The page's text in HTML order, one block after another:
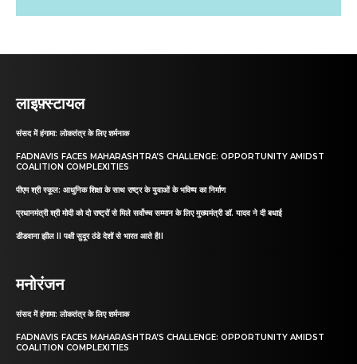
लाइफ़्स्टायल
संसद में हंगामा: लोकतंत्र के लिए शर्मनाक
FADNAVIS FACES MAHARASHTRA’S CHALLENGE: OPPORTUNITY AMIDST
COALITION COMPLEXITIES
पीएम श्री स्कूल: आधुनिक शिक्षा के साथ राष्ट्र के युवाओं के भविष्य का निर्माण
प्रधानमंत्री श्री मोदी को दो राष्ट्रों से मिले सर्वोच्च सम्मान के लिए मुख्यमंत्री डॉ. यादव ने दी बधाई
डीडवाना झील II पक्षी सुदूर ठंडे देशों से भारत आते हैII
मनोरंजन
संसद में हंगामा: लोकतंत्र के लिए शर्मनाक
FADNAVIS FACES MAHARASHTRA’S CHALLENGE: OPPORTUNITY AMIDST
COALITION COMPLEXITIES